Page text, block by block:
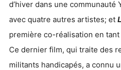
d’hiver dans une communauté
avec quatre autres artistes; et
première co-réalisation en
Ce dernier film, qui traite des
militants handicapés, a connu